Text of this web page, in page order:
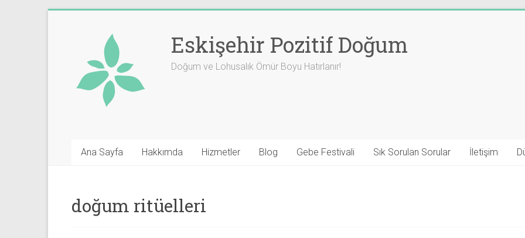
Eskişehir Pozitif Doğum
Doğum ve Lohusalık Ömür Boyu Hatırlanır!
Ana Sayfa Hakkımda Hizmetler Blog Gebe Festivali Sık Sorulan Sorular İletişim
doğum ritüelleri